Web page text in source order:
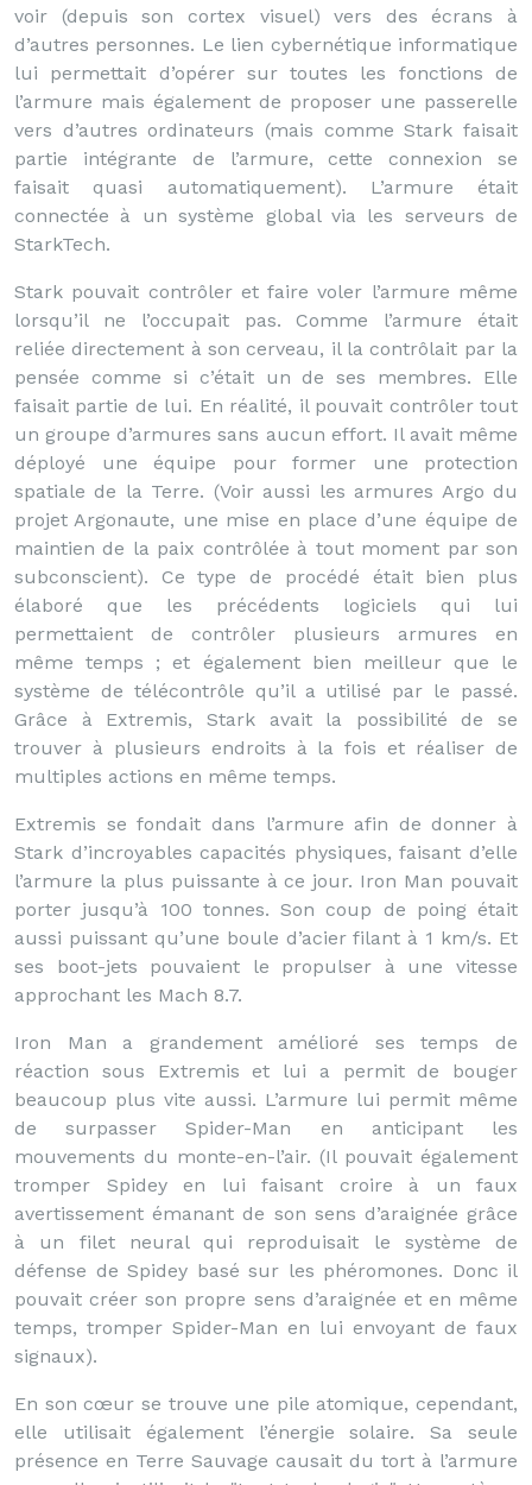
voir (depuis son cortex visuel) vers des écrans à
d’autres personnes. Le lien cybernétique informatique
lui permettait d’opérer sur toutes les fonctions de
l’armure mais également de proposer une passerelle
vers d’autres ordinateurs (mais comme Stark faisait
partie intégrante de l’armure, cette connexion se
faisait quasi automatiquement). L’armure était
connectée à un système global via les serveurs de
StarkTech.
Stark pouvait contrôler et faire voler l’armure même
lorsqu’il ne l’occupait pas. Comme l’armure était
reliée directement à son cerveau, il la contrôlait par la
pensée comme si c’était un de ses membres. Elle
faisait partie de lui. En réalité, il pouvait contrôler tout
un groupe d’armures sans aucun effort. Il avait même
déployé une équipe pour former une protection
spatiale de la Terre. (Voir aussi les armures Argo du
projet Argonaute, une mise en place d’une équipe de
maintien de la paix contrôlée à tout moment par son
subconscient). Ce type de procédé était bien plus
élaboré que les précédents logiciels qui lui
permettaient de contrôler plusieurs armures en
même temps ; et également bien meilleur que le
système de télécontrôle qu’il a utilisé par le passé.
Grâce à Extremis, Stark avait la possibilité de se
trouver à plusieurs endroits à la fois et réaliser de
multiples actions en même temps.
Extremis se fondait dans l’armure afin de donner à
Stark d’incroyables capacités physiques, faisant d’elle
l’armure la plus puissante à ce jour. Iron Man pouvait
porter jusqu’à 100 tonnes. Son coup de poing était
aussi puissant qu’une boule d’acier filant à 1 km/s. Et
ses boot-jets pouvaient le propulser à une vitesse
approchant les Mach 8.7.
Iron Man a grandement amélioré ses temps de
réaction sous Extremis et lui a permit de bouger
beaucoup plus vite aussi. L’armure lui permit même
de surpasser Spider-Man en anticipant les
mouvements du monte-en-l’air. (Il pouvait également
tromper Spidey en lui faisant croire à un faux
avertissement émanant de son sens d’araignée grâce
à un filet neural qui reproduisait le système de
défense de Spidey basé sur les phéromones. Donc il
pouvait créer son propre sens d’araignée et en même
temps, tromper Spider-Man en lui envoyant de faux
signaux).
En son cœur se trouve une pile atomique, cependant,
elle utilisait également l’énergie solaire. Sa seule
présence en Terre Sauvage causait du tort à l’armure